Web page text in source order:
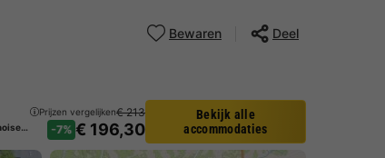
APPARTEMENT 2 personen - Demoiselle suite
Prijzen vergelijken€ 213
-7% € 196,30
Bekijk alle
accommodaties
Bewaren Deel